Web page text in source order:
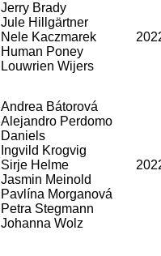
Jerry Brady
Jule Hillgärtner
Nele Kaczmarek
Human Poney
Louwrien Wijers
Andrea Bátorová
Alejandro Perdomo
Daniels
Ingvild Krogvig
Sirje Helme
Jasmin Meinold
Pavlína Morganová
Petra Stegmann
Johanna Wolz